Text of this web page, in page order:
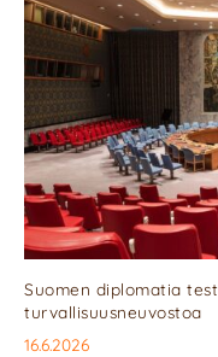
Suomen diplomatia
turvallisuusneuvostoa
16.6.2026